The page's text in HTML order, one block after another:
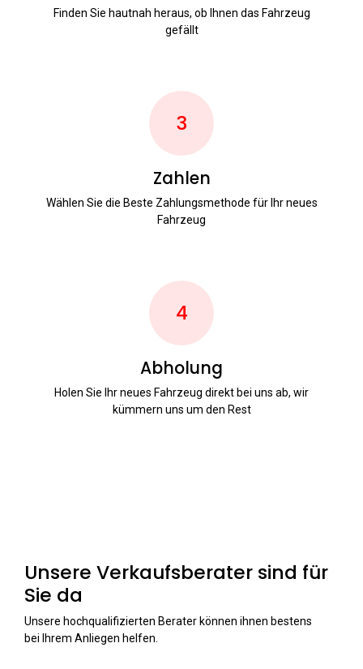
Finden Sie hautnah heraus, ob Ihnen das Fahrzeug
gefällt
3
Zahlen
Wählen Sie die Beste Zahlungsmethode für Ihr neues
Fahrzeug
4
Abholung
Holen Sie Ihr neues Fahrzeug direkt bei uns ab, wir
kümmern uns um den Rest
Unsere Verkaufsberater sind für
Sie da
Unsere hochqualifizierten Berater können ihnen bestens
bei Ihrem Anliegen helfen.